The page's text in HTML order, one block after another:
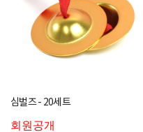
심벌즈 - 20세트
회원공개